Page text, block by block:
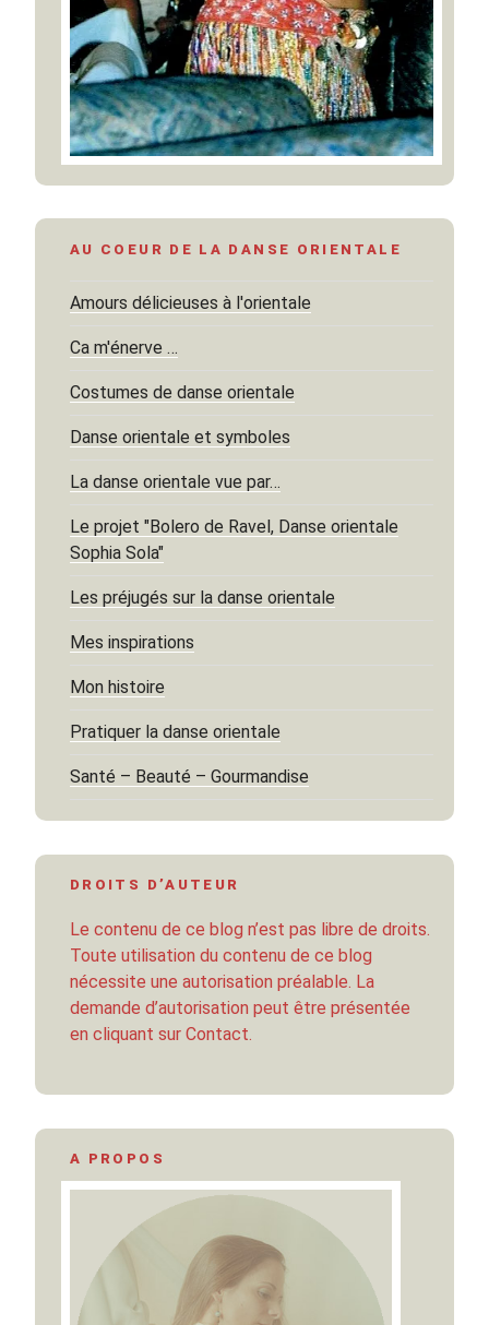
AU COEUR DE LA DANSE ORIENTALE
Amours délicieuses à l'orientale
Ca m'énerve …
Costumes de danse orientale
Danse orientale et symboles
La danse orientale vue par…
Le projet "Bolero de Ravel, Danse orientale
Sophia Sola"
Les préjugés sur la danse orientale
Mes inspirations
Mon histoire
Pratiquer la danse orientale
Santé – Beauté – Gourmandise
DROITS D’AUTEUR
Le contenu de ce blog n’est pas libre de droits.
Toute utilisation du contenu de ce blog
nécessite une autorisation préalable. La
demande d’autorisation peut être présentée
en cliquant sur Contact.
A PROPOS